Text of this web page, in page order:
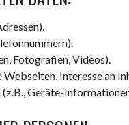
Fotografien, Videos).
Webseiten, Interesse an
Geräte-